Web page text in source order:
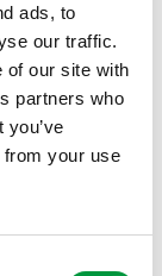
ads, to
our traffic.
of our site with
partners who
from your use
van hele
om
heel leuk
deden
jeugd kunnen